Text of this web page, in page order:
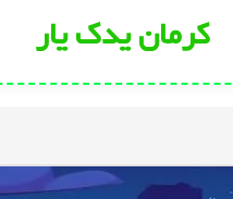
کرمان یدک یار